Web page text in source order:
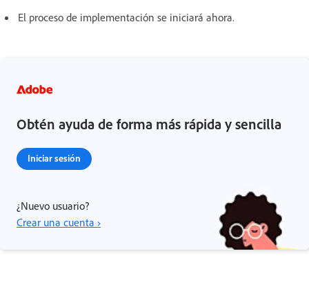
El proceso de implementación se iniciará ahora.
Obtén ayuda de forma más rápida y sencilla
Iniciar sesión
¿Nuevo usuario?
Crear una cuenta ›